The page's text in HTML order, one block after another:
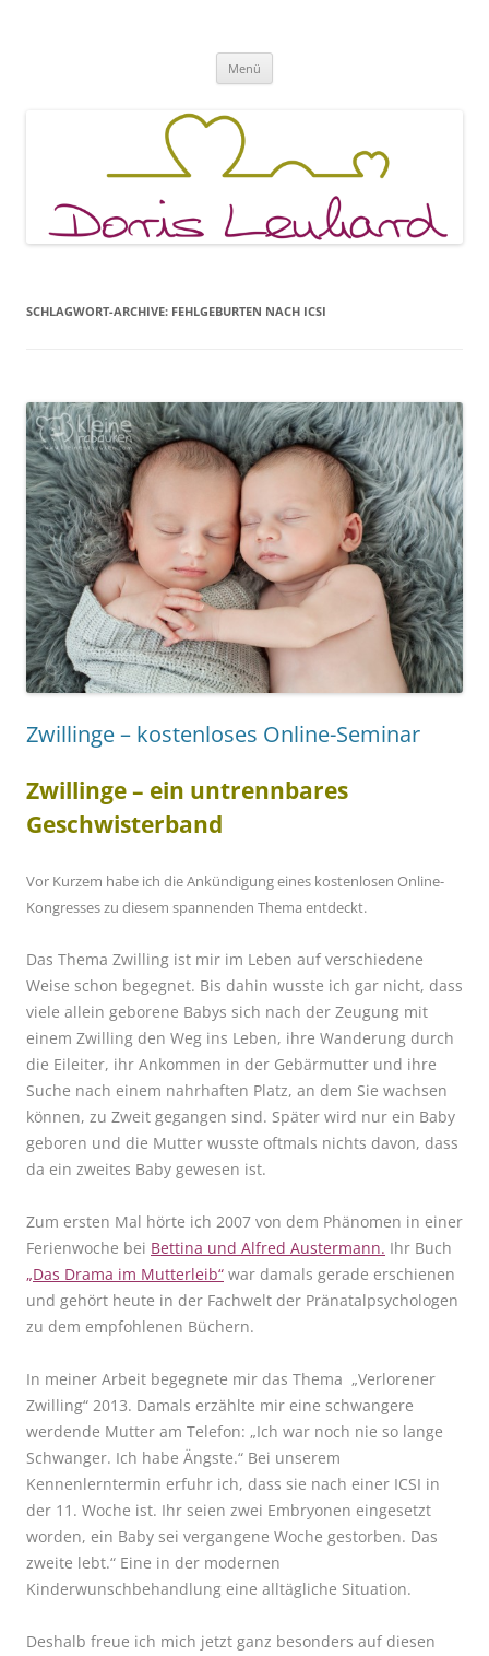
Menü
SCHLAGWORT-ARCHIVE: FEHLGEBURTEN NACH ICSI
Zwillinge – kostenloses Online-Seminar
Zwillinge – ein untrennbares
Geschwisterband
Vor Kurzem habe ich die Ankündigung eines kostenlosen Online-
Kongresses zu diesem spannenden Thema entdeckt.
Das Thema Zwilling ist mir im Leben auf verschiedene
Weise schon begegnet. Bis dahin wusste ich gar nicht, dass
viele allein geborene Babys sich nach der Zeugung mit
einem Zwilling den Weg ins Leben, ihre Wanderung durch
die Eileiter, ihr Ankommen in der Gebärmutter und ihre
Suche nach einem nahrhaften Platz, an dem Sie wachsen
können, zu Zweit gegangen sind. Später wird nur ein Baby
geboren und die Mutter wusste oftmals nichts davon, dass
da ein zweites Baby gewesen ist.
Zum ersten Mal hörte ich 2007 von dem Phänomen in einer
Ferienwoche bei Bettina und Alfred Austermann. Ihr Buch
„Das Drama im Mutterleib“ war damals gerade erschienen
und gehört heute in der Fachwelt der Pränatalpsychologen
zu dem empfohlenen Büchern.
In meiner Arbeit begegnete mir das Thema „Verlorener
Zwilling“ 2013. Damals erzählte mir eine schwangere
werdende Mutter am Telefon: „Ich war noch nie so lange
Schwanger. Ich habe Ängste.“ Bei unserem
Kennenlerntermin erfuhr ich, dass sie nach einer ICSI in
der 11. Woche ist. Ihr seien zwei Embryonen eingesetzt
worden, ein Baby sei vergangene Woche gestorben. Das
zweite lebt.“ Eine in der modernen
Kinderwunschbehandlung eine alltägliche Situation.
Deshalb freue ich mich jetzt ganz besonders auf diesen